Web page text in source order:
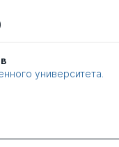
университета.